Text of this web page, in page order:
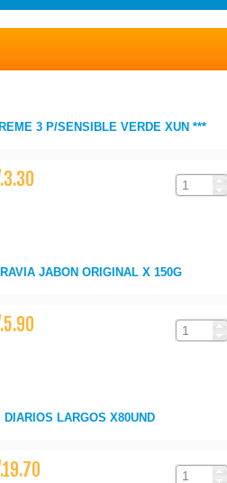
3 P/SENSIBLE VERDE XUN ***
JABON ORIGINAL X 150G
DIARIOS LARGOS X80UND